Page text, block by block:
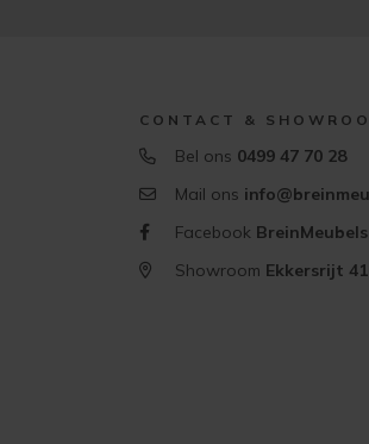
CONTACT &
Bel ons 0499 47 70 28
Mail ons
Facebook BreinMeubels
Showroom Ekkersrijt